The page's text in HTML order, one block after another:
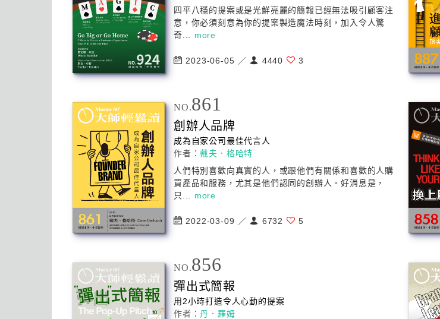
四平八穩的提案或是光鮮亮麗的簡報已經無法吸引顧客注
意，你必須刻意為你的提案製造魔法時刻，加入令人驚
奇... more
2023-06-05 ／ 4440 3
NO.861
創辦人品牌
成為自家公司最佳代言人
作者：戴夫．格哈特
人們特別喜歡向真實的人，或跟他們有關係和喜歡的人購
買產品和服務，尤其是他們認同的創辦人。好消息是，
只... more
2022-03-09 ／ 6732 5
NO.856
彈出式簡報
用2小時打造令人心動的提案
作者：丹．羅姆